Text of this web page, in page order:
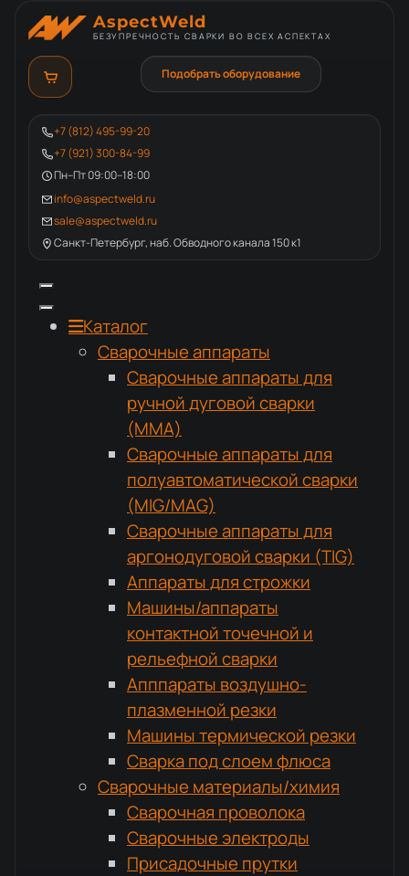
AspectWeld
БЕЗУПРЕЧНОСТЬ СВАРКИ ВО ВСЕХ АСПЕКТАХ
+7 (812) 495-99-20
+7 (921) 300-84-99
Пн–Пт 09:00–18:00
info@aspectweld.ru
sale@aspectweld.ru
Санкт-Петербург, наб. Обводного канала 150 к1
Подобрать оборудование
Каталог
Сварочные аппараты
Сварочные аппараты для
ручной дуговой сварки
(MMA)
Сварочные аппараты для
полуавтоматической сварки
(MIG/MAG)
Сварочные аппараты для
аргонодуговой сварки (TIG)
Аппараты для строжки
Машины/аппараты
контактной точечной и
рельефной сварки
Апппараты воздушно-
плазменной резки
Машины термической резки
Сварка под слоем флюса
Сварочные материалы/химия
Сварочная проволока
Сварочные электроды
Присадочные прутки